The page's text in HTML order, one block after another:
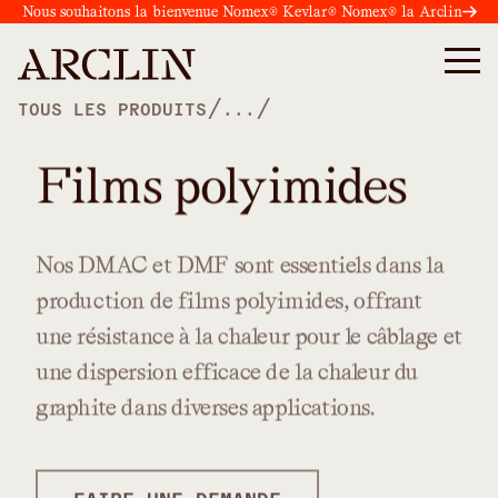
Nous souhaitons la bienvenue Nomex® Kevlar® Nomex® la Arclin
TOUS LES PRODUITS / ... /
Films polyimides
Nos DMAC et DMF sont essentielsdans la
production de films polyimides,offrant
une résistance à lachaleur pour le câblage et
une dispersionefficace de lachaleurdu
graphite dansdiversesapplications.